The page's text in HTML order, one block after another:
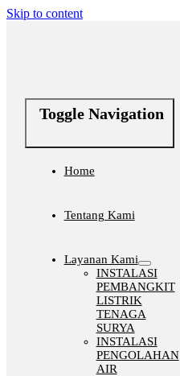
Skip to content
Toggle Navigation
Home
Tentang Kami
Layanan Kami
INSTALASI
PEMBANGKIT
LISTRIK
TENAGA
SURYA
INSTALASI
PENGOLAHAN
AIR